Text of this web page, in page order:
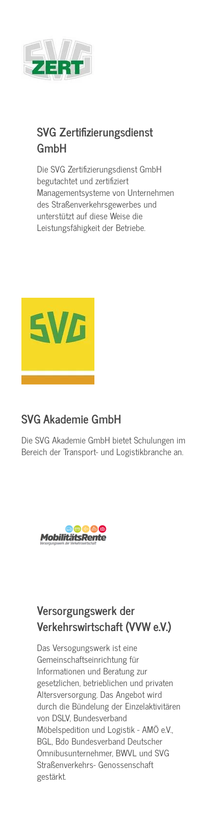
SVG Zertifizierungsdienst
GmbH
Die SVG Zertifizierungsdienst GmbH
begutachtet und zertifiziert
Managementsysteme von Unternehmen
des Straßenverkehrsgewerbes und
unterstützt auf diese Weise die
Leistungsfähigkeit der Betriebe.
SVG Akademie GmbH
Die SVG Akademie GmbH bietet Schulungen im
Bereich der Transport- und Logistikbranche an.
Versorgungswerk der
Verkehrswirtschaft (VVW e.V.)
Das Versogungswerk ist eine
Gemeinschaftseinrichtung für
Informationen und Beratung zur
gesetzlichen, betrieblichen und privaten
Altersversorgung. Das Angebot wird
durch die Bündelung der Einzelaktivitären
von DSLV, Bundesverband
Möbelspedition und Logistik - AMÖ e.V.,
BGL, Bdo Bundesverband Deutscher
Omnibusunternehmer, BWVL und SVG
Straßenverkehrs- Genossenschaft
gestärkt.